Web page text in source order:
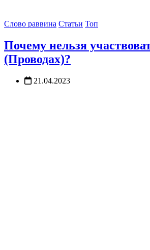
Слово раввина Статьи Топ
Почему нельзя
(Проводах)?
21.04.2023